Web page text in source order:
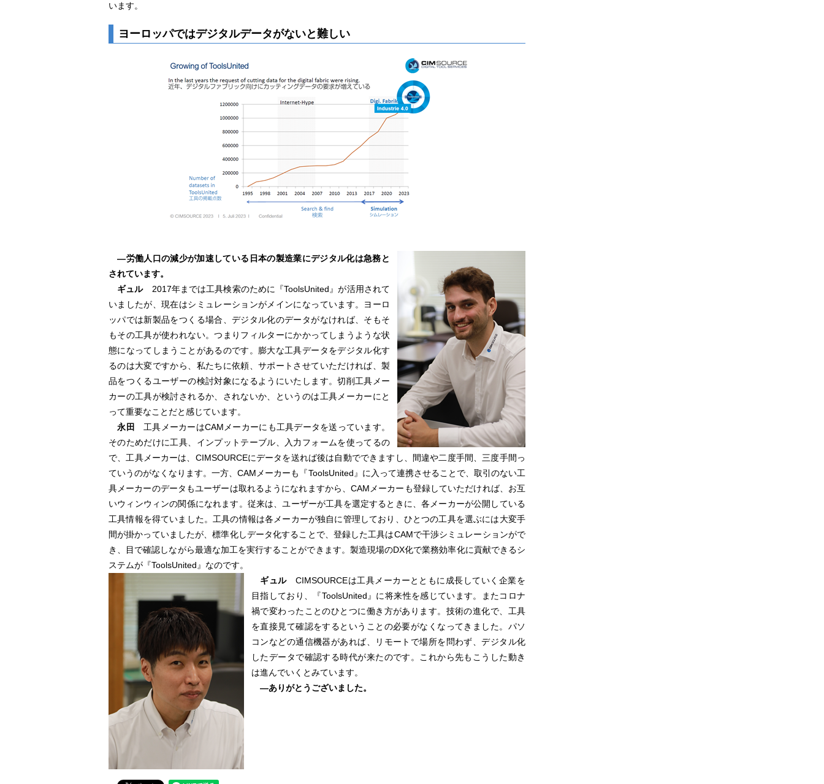
います。
ヨーロッパではデジタルデータがないと難しい
―労働人口の減少が加速している日本の製造業にデジタル化は急務と
されています。
ギュル2017年までは工具検索のために『ToolsUnited』が活用されて
いましたが、現在はシミュレーションがメインになっています。ヨーロ
ッパでは新製品をつくる場合、デジタル化のデータがなければ、そもそ
もその工具が使われない。つまりフィルターにかかってしまうような状
態になってしまうことがあるのです。膨大な工具データをデジタル化す
るのは大変ですから、私たちに依頼、サポートさせていただければ、製
品をつくるユーザーの検討対象になるようにいたします。切削工具メー
カーの工具が検討されるか、されないか、というのは工具メーカーにと
って重要なことだと感じています。
永田
工具メーカーはCAMメーカーにも工具データを送っています。
そのためだけに工具、インプットテーブル、入力フォームを使ってるの
で、工具メーカーは、CIMSOURCEにデータを送れば後は自動でできますし、間違や二度手間、三度手間っ
ていうのがなくなります。一方、CAMメーカーも『ToolsUnited』に入って連携させることで、取引のない工
具メーカーのデータもユーザーは取れるようになれますから、CAMメーカーも登録していただければ、お互
いウィンウィンの関係になれます。従来は、ユーザーが工具を選定するときに、各メーカーが公開している
工具情報を得ていました。工具の情報は各メーカーが独自に管理しており、ひとつの工具を選ぶには大変手
間が掛かっていましたが、標準化しデータ化することで、登録した工具はCAMで干渉シミュレーションがで
き、目で確認しながら最適な加工を実行することができます。製造現場のDX化で業務効率化に貢献できるシ
ステムが『ToolsUnited』なのです。
ギュルCIMSOURCEは工具メーカーとともに成長していく企業を
目指しており、『ToolsUnited』に将来性を感じています。またコロナ
禍で変わったことのひとつに働き方があります。技術の進化で、工具
を直接見て確認をするということの必要がなくなってきました。パソ
コンなどの通信機器があれば、リモートで場所を問わず、デジタル化
したデータで確認する時代が来たのです。これから先もこうした動き
は進んでいくとみています。
―ありがとうございました。